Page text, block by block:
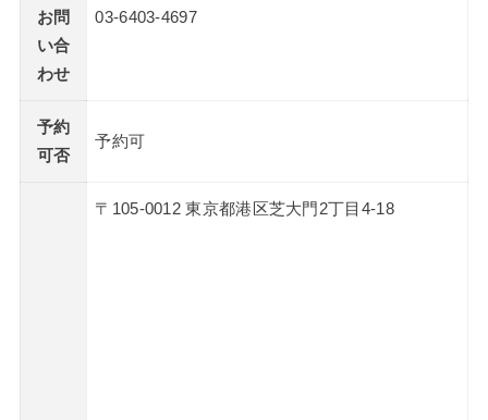
お問
い合
わせ
03-6403-4697
予約
可否
予約可
〒105-0012 東京都港区芝大門2丁目4-18